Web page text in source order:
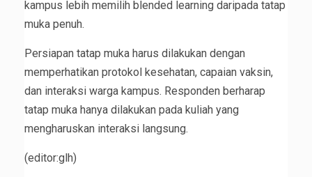
kampus lebih memilih blended learning daripada tatap
muka penuh.
Persiapan tatap muka harus dilakukan dengan
memperhatikan protokol kesehatan, capaian vaksin,
dan interaksi warga kampus. Responden berharap
tatap muka hanya dilakukan pada kuliah yang
mengharuskan interaksi langsung.
(editor:glh)